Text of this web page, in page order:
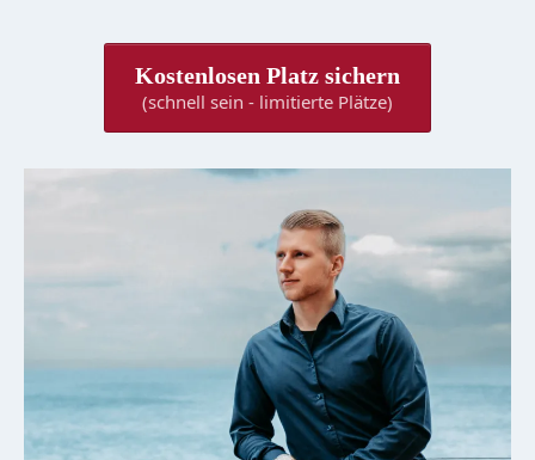
Kostenlosen Platz sichern
(schnell sein - limitierte Plätze)